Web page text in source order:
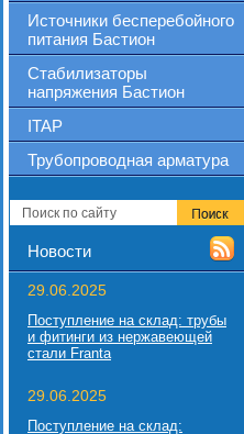
Источники бесперебойного
питания Бастион
Стабилизаторы
напряжения Бастион
ITAP
Трубопроводная арматура
Новости
29.06.2025
Поступление на склад: трубы
и фитинги из нержавеющей
стали Franta
29.06.2025
Поступление на склад: